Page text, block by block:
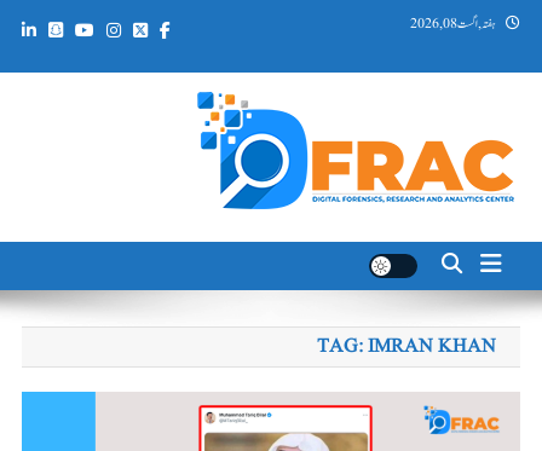
Skip ہفتہ, اگست 08, 2026
DFRAC_ORG
TAG:IMRAN KHAN